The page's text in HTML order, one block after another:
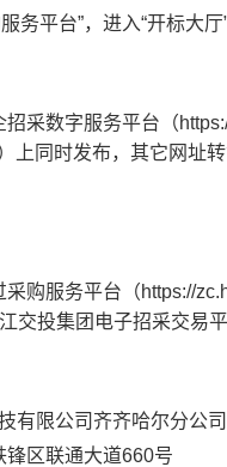
务平台”，进入“开标大
招采数字服务平台 （
上同时发布，其它网址
采购服务平台 （https://
交投集团电子招采交易
有限公司齐齐哈尔分公司
锋区联通大道660号